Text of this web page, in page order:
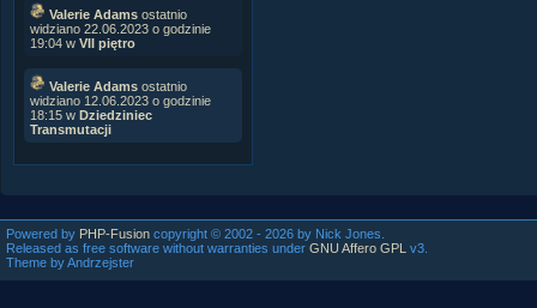
Valerie Adams ostatnio
widziano 22.06.2023 o godzinie
19:04 w VII piętro
Valerie Adams ostatnio
widziano 12.06.2023 o godzinie
18:15 w Dziedziniec
Transmutacji
Powered by PHP-Fusion copyright © 2002 - 2026 by Nick Jones.
Released as free software without warranties under GNU Affero GPL
v3.
Theme by Andrzejster